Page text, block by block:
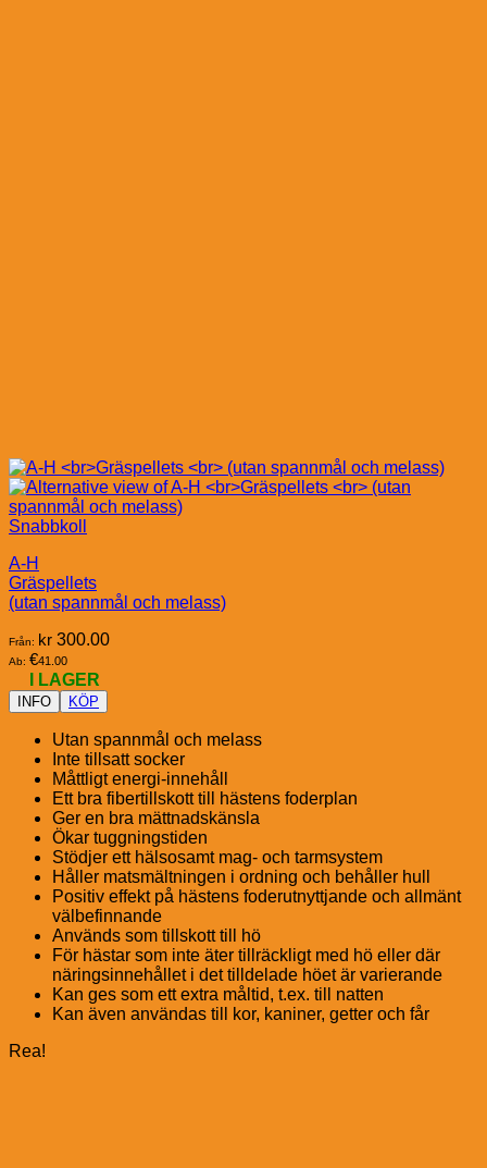
Snabbkoll
A-H
Gräspellets
(utan spannmål och melass)
Från: kr 300.00
Ab: €41.00
I LAGER
INFO KÖP
Utan spannmål och melass
Inte tillsatt socker
Måttligt energi-innehåll
Ett bra fibertillskott till hästens foderplan
Ger en bra mättnadskänsla
Ökar tuggningstiden
Stödjer ett hälsosamt mag- och tarmsystem
Håller matsmältningen i ordning och behåller hull
Positiv effekt på hästens foderutnyttjande och allmänt
välbefinnande
Används som tillskott till hö
För hästar som inte äter tillräckligt med hö eller där
näringsinnehållet i det tilldelade höet är varierande
Kan ges som ett extra måltid, t.ex. till natten
Kan även användas till kor, kaniner, getter och får
Rea!